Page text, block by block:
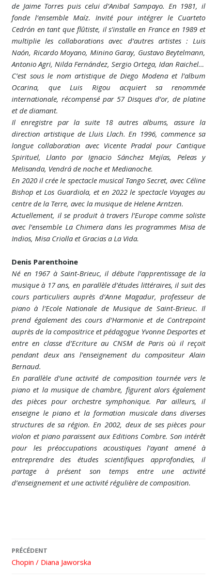
de Jaime Torres puis celui d’Anibal Sampayo. En 1981, il
fonde l’ensemble Maíz. Invité pour intégrer le Cuarteto
Cedrón en tant que flûtiste, il s’installe en France en 1989 et
multiplie les collaborations avec d’autres artistes : Luis
Naón, Ricardo Moyano, Minino Garay, Gustavo Beytelmann,
Antonio Agri, Nilda Fernández, Sergio Ortega, Idan Raichel…
C’est sous le nom artistique de Diego Modena et l’album
Ocarina, que Luis Rigou acquiert sa renommée
internationale, récompensé par 57 Disques d’or, de platine
et de diamant.
Il enregistre par la suite 18 autres albums, assure la
direction artistique de Lluis Llach. En 1996, commence sa
longue collaboration avec Vicente Pradal pour Cantique
Spirituel, Llanto por Ignacio Sánchez Mejías, Peleas y
Melisanda, Vendrá de noche et Medianoche.
En 2020 il crée le spectacle musical Tango Secret, avec Céline
Bishop et Los Guardiola, et en 2022 le spectacle Voyages au
centre de la Terre, avec la musique de Helene Arntzen.
Actuellement, il se produit à travers l’Europe comme soliste
avec l’ensemble La Chimera dans les programmes Misa de
Indios, Misa Criolla et Gracias a La Vida.
Denis Parenthoine
Né en 1967 à Saint-Brieuc, il débute l’apprentissage de la
musique à 17 ans, en parallèle d’études littéraires, il suit des
cours particuliers auprès d’Anne Magadur, professeur de
piano à l’Ecole Nationale de Musique de Saint-Brieuc. Il
prend également des cours d’Harmonie et de Contrepoint
auprès de la compositrice et pédagogue Yvonne Desportes et
entre en classe d’Ecriture au CNSM de Paris où il reçoit
pendant deux ans l’enseignement du compositeur Alain
Bernaud.
En parallèle d’une activité de composition tournée vers le
piano et la musique de chambre, figurent alors également
des pièces pour orchestre symphonique. Par ailleurs, il
enseigne le piano et la formation musicale dans diverses
structures de sa région. En 2002, deux de ses pièces pour
violon et piano paraissent aux Editions Combre. Son intérêt
pour les préoccupations acoustiques l’ayant amené à
entreprendre des études scientifiques approfondies, il
partage à présent son temps entre une activité
d’enseignement et une activité régulière de composition.
Navigation
des
articles
PRÉCÉDENT
Chopin / Diana Jaworska